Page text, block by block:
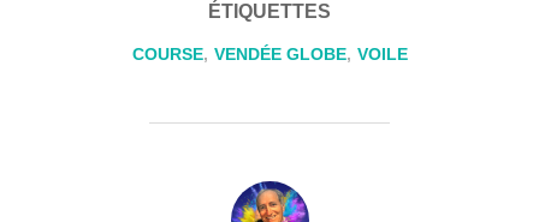
ÉTIQUETTES
COURSE, VENDÉE GLOBE, VOILE
AUTEUR DE LA PUBLICATION